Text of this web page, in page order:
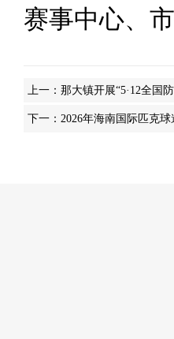
赛事中心、
上一： 那大镇开展“5·12全国
下一： 2026年海南国际匹克